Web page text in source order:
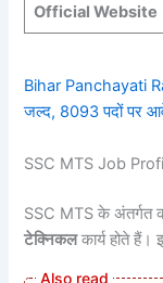
Official Website
Bihar Panchayati
जल्द, 8093 पदों पर
SSC MTS Job
SSC MTS के अंतर्गत
टेक्निकलकार्य होते हैं।